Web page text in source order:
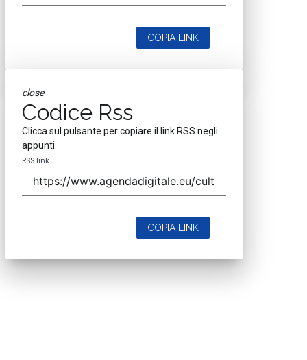
COPIA LINK
close
Codice Rss
Clicca sul pulsante per copiare il link RSS negli
appunti.
RSS link
COPIA LINK